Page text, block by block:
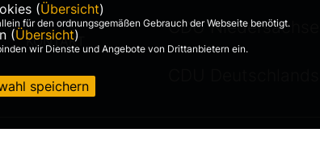
KONTAKT
CDU Niedersachsen
(Übersicht)
für den ordnungsgemäßen Gebrauch der Webseite benötigt.
(Übersicht)
wir Dienste und Angebote von Drittanbietern ein.
speichern